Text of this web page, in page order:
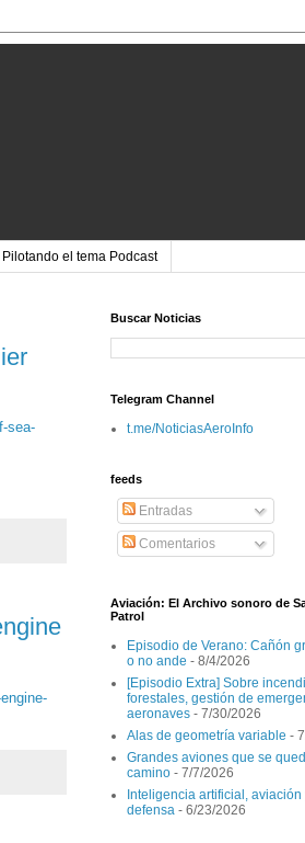
Pilotando el tema Podcast
sea-
Buscar Noticias
Telegram Channel
t.me/NoticiasAeroInfo
feeds
Entradas
Comentarios
Aviación: El Archivo sonoro de
Patrol
Episodio de Verano: Cañón
o no ande - 8/4/2026
[Episodio Extra] Sobre
forestales, gestión de
aeronaves - 7/30/2026
Alas de geometría variable -
Grandes aviones que se
camino - 7/7/2026
Inteligencia artificial, aviación
defensa - 6/23/2026